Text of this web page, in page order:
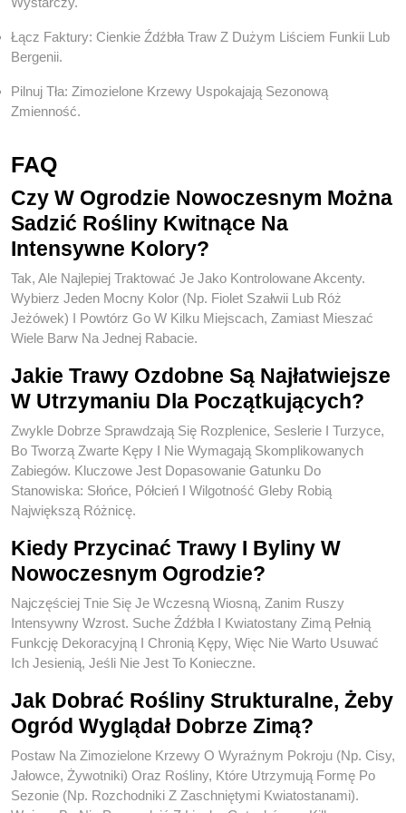
Łącz Faktury: Cienkie Źdźbła Traw Z Dużym Liściem Funkii Lub
Bergenii.
Pilnuj Tła: Zimozielone Krzewy Uspokajają Sezonową
Zmienność.
FAQ
Czy W Ogrodzie Nowoczesnym Można
Sadzić Rośliny Kwitnące Na
Intensywne Kolory?
Tak, Ale Najlepiej Traktować Je Jako Kontrolowane Akcenty.
Wybierz Jeden Mocny Kolor (np. Fiolet Szałwii Lub Róż
Jeżówek) I Powtórz Go W Kilku Miejscach, Zamiast Mieszać
Wiele Barw Na Jednej Rabacie.
Jakie Trawy Ozdobne Są Najłatwiejsze
W Utrzymaniu Dla Początkujących?
Zwykle Dobrze Sprawdzają Się Rozplenice, Seslerie I Turzyce,
Bo Tworzą Zwarte Kępy I Nie Wymagają Skomplikowanych
Zabiegów. Kluczowe Jest Dopasowanie Gatunku Do
Stanowiska: Słońce, Półcień I Wilgotność Gleby Robią
Największą Różnicę.
Kiedy Przycinać Trawy I Byliny W
Nowoczesnym Ogrodzie?
Najczęściej Tnie Się Je Wczesną Wiosną, Zanim Ruszy
Intensywny Wzrost. Suche Źdźbła I Kwiatostany Zimą Pełnią
Funkcję Dekoracyjną I Chronią Kępy, Więc Nie Warto Usuwać
Ich Jesienią, Jeśli Nie Jest To Konieczne.
Jak Dobrać Rośliny Strukturalne, Żeby
Ogród Wyglądał Dobrze Zimą?
Postaw Na Zimozielone Krzewy O Wyraźnym Pokroju (np. Cisy,
Jałowce, Żywotniki) Oraz Rośliny, Które Utrzymują Formę Po
Sezonie (np. Rozchodniki Z Zaschniętymi Kwiatostanami).